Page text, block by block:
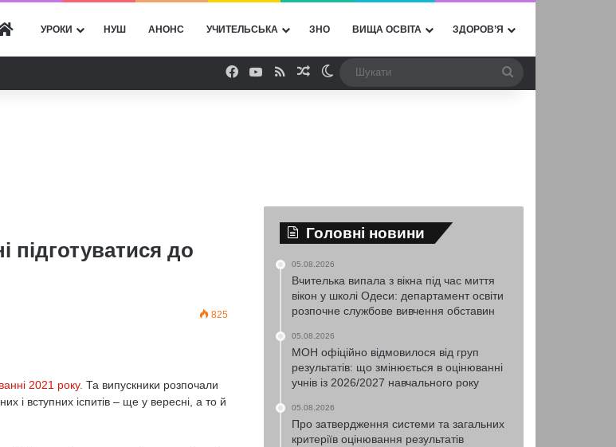
ГОЛОВНА
УРОКИ НУШ АНОНС УЧИТЕЛЬСЬКА ЗНО ВИЩА ОСВІТА ЗДОРОВ’Я
Facebook
YouTube
RSSВипадкова стаття
Switch skin
підготуватися до
825
2021 року. Та випускники розпочали
і вступних іспитів – ще у вересні, а то й
Головні новини
05.08.2026
Вчителька випала з вікна під час миття
вікон у школі Одеси: департамент освіти
розпочне службове вивчення обставин
05.08.2026
МОН офіційно відмовилося від груп
результатів: що змінюється в оцінюванні
учнів із 2026/2027 навчального року
05.08.2026
Про затвердження системи та загальних
критеріїв оцінювання результатів